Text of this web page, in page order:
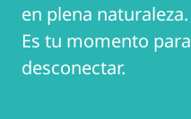
en plena naturaleza.
Es tu momento para
desconectar.